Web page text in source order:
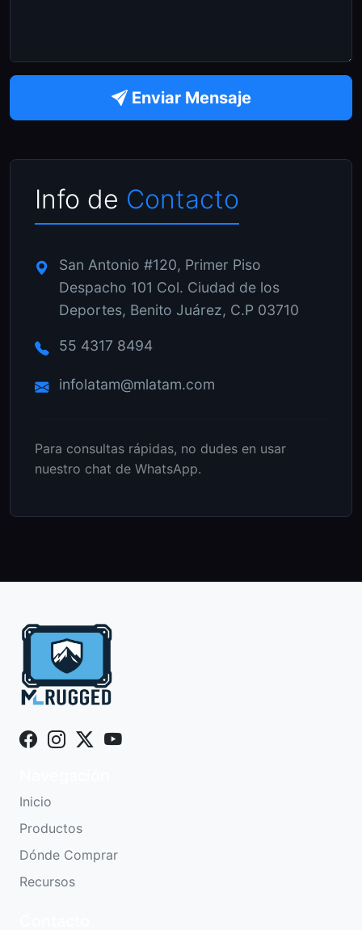
Enviar Mensaje
Info de Contacto
San Antonio #120, Primer Piso
Despacho 101 Col. Ciudad de los
Deportes, Benito Juárez, C.P 03710
55 4317 8494
infolatam@mlatam.com
Para consultas rápidas, no dudes en usar
nuestro chat de WhatsApp.
Inicio
Productos
Dónde Comprar
Recursos